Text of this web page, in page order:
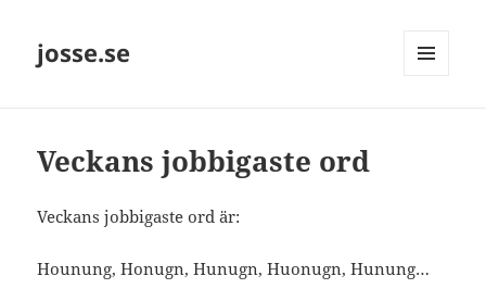
josse.se
Veckans jobbigaste ord
Veckans jobbigaste ord är:
Hounung, Honugn, Hunugn, Huonugn, Hunung…